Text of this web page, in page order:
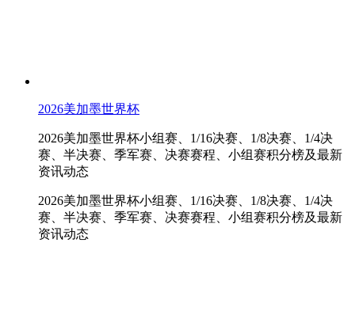
2026美加墨世界杯
2026美加墨世界杯小组赛、1/16决赛、1/8决赛、1/4决
赛、半决赛、季军赛、决赛赛程、小组赛积分榜及最新
资讯动态
2026美加墨世界杯小组赛、1/16决赛、1/8决赛、1/4决
赛、半决赛、季军赛、决赛赛程、小组赛积分榜及最新
资讯动态